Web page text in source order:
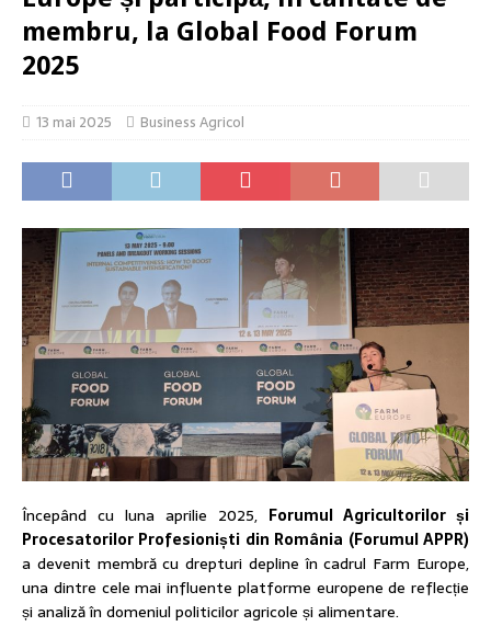
membru, la Global Food Forum
2025
13 mai 2025 Business Agricol
Începând cu luna aprilie 2025, Forumul Agricultorilor și
Procesatorilor Profesioniști din România (Forumul APPR)
a devenit membră cu drepturi depline în cadrul Farm Europe,
una dintre cele mai influente platforme europene de reflecție
și analiză în domeniul politicilor agricole și alimentare.